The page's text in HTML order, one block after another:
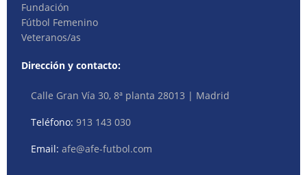
Fundación
Fútbol Femenino
Veteranos/as
Dirección y contacto:
Calle Gran Vía 30, 8ª planta 28013 | Madrid
Teléfono:913 143 030
Email:afe@afe-futbol.com